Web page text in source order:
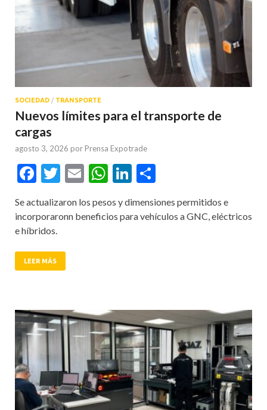
SOCIEDAD / TRANSPORTE
Nuevos límites para el transporte de
cargas
agosto 3, 2026 por Prensa Expotrade
Facebook
Twitter
EmailWhatsApp
LinkedIn
Se actualizaron los pesos y dimensiones permitidos e
incorporaronn beneficios para vehículos a GNC, eléctricos
e híbridos.
LEER MÁS